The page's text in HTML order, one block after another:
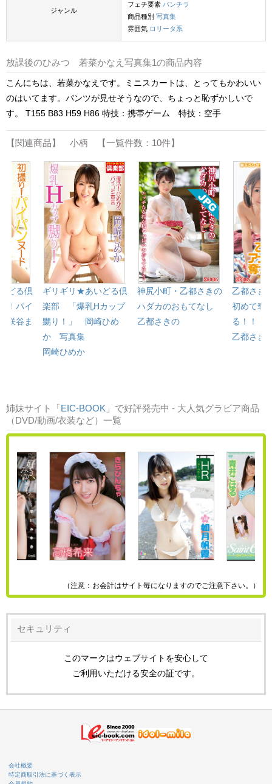
ジャンル
フェチ要素 パンチラ
商品種別 写真集
雰囲気 ロリータ系
放課後のひみつ 若菜かなえ写真集1の商品内容
こんにちは、若菜かなえです。ミニスカートは、とってもかわいい
のはいてます。パンツが見せそうなので、ちょっと恥ずかしいで
す。 T155 B83 H59 H86 特技：携帯ゲーム 特技：空手
【関連商品】 小柄 【一覧件数：10件】
どる倶
！パイ
咲谷ま
ギリギリ★あいどる倶
楽部 「爆乳Hカップ
嬲り！」 岡崎ひめ
か 写真集
岡崎ひめか
神尻小町・乙都さきの
ハダカのおもてなし
乙都さきの
乙都さき
初めて奪
る！！
乙都さき
姉妹サイト「EIC-BOOK 」で好評発売中 - 大人気グラビア商品
（DVD/動画/衣装など）一覧
（注意：お会計はサイト毎になりますのでご注意下さい。）
セキュリティ
このマークはウェブサイトを安心して
ご利用いただける安全の証です。
会社概要
特定商取引法に基づく表示